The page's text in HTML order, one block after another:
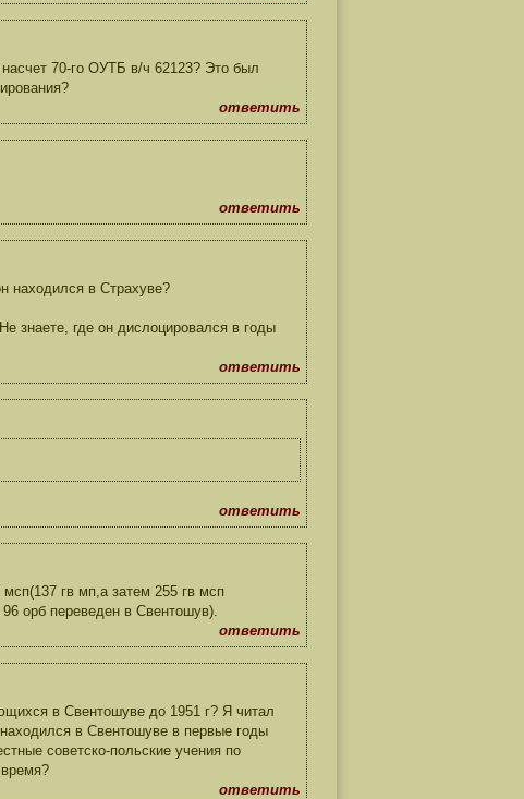
70-го ОУТБ в/ч 62123? Это был
ответить
ответить
находился в Страхуве?
знаете, где он дислоцировался в годы
ответить
ответить
гв мп,а затем 255 гв мсп
орб переведен в Свентошув).
ответить
в Свентошуве до 1951 г? Я читал
в Свентошуве в первые годы
советско-польские учения по
ответить